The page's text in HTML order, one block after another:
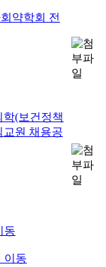
약학회 전
(보건정책
교원 채용공